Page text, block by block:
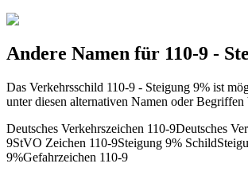
Andere Namen für 110-9 -
Das Verkehrsschild 110-9 - Steigung 9% ist
unter diesen alternativen Namen oder Begriffen
Deutsches Verkehrszeichen 110-9Deutsches
9StVO Zeichen 110-9Steigung 9% Schild
9%Gefahrzeichen 110-9